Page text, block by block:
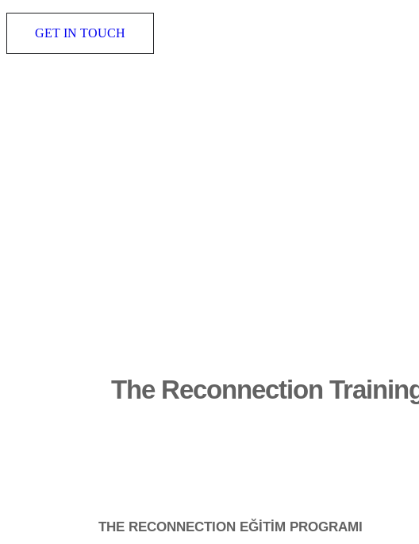
GET IN TOUCH
The Reconnection
THE RECONNECTION EĞİTİM PROGRAMI